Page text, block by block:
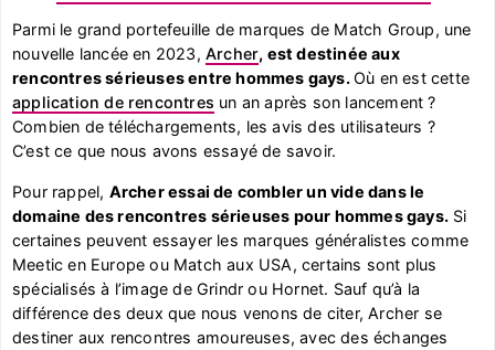
Parmi le grand portefeuille de marques de Match Group, une
nouvelle lancée en 2023, Archer, est destinée aux
rencontres sérieuses entre hommes gays.Où en est cette
application de rencontres un an après son lancement ?
Combien de téléchargements, les avis des utilisateurs ?
C’est ce que nous avons essayé de savoir.
Pour rappel, Archer essai de combler un vide dans le
domaine des rencontres sérieuses pour hommes gays. Si
certaines peuvent essayer les marques généralistes comme
Meetic en Europe ou Match aux USA, certains sont plus
spécialisés à l’image de Grindr ou Hornet. Sauf qu’à la
différence des deux que nous venons de citer, Archer se
destiner aux rencontres amoureuses, avec des échanges